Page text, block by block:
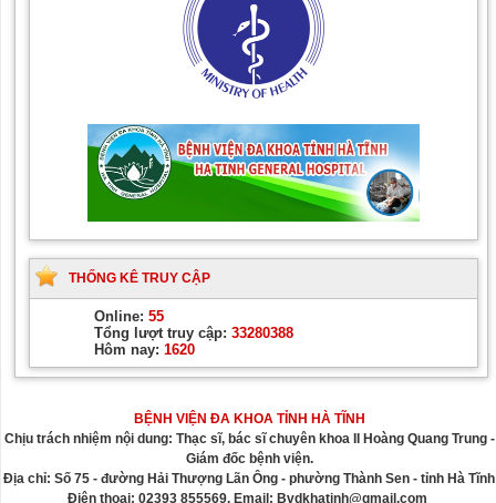
THỐNG KÊ TRUY CẬP
Online: 55
Tổng lượt truy cập: 33280388
Hôm nay: 1620
BỆNH VIỆN ĐA KHOA TỈNH HÀ TĨNH
Chịu trách nhiệm nội dung: Thạc sĩ, bác sĩ chuyên khoa II Hoàng Quang Trung -
Giám đốc bệnh viện.
Địa chỉ: Số 75 - đường Hải Thượng Lãn Ông - phường Thành Sen - tỉnh Hà Tĩnh
Điện thoại: 02393 855569. Email: Bvdkhatinh@gmail.com